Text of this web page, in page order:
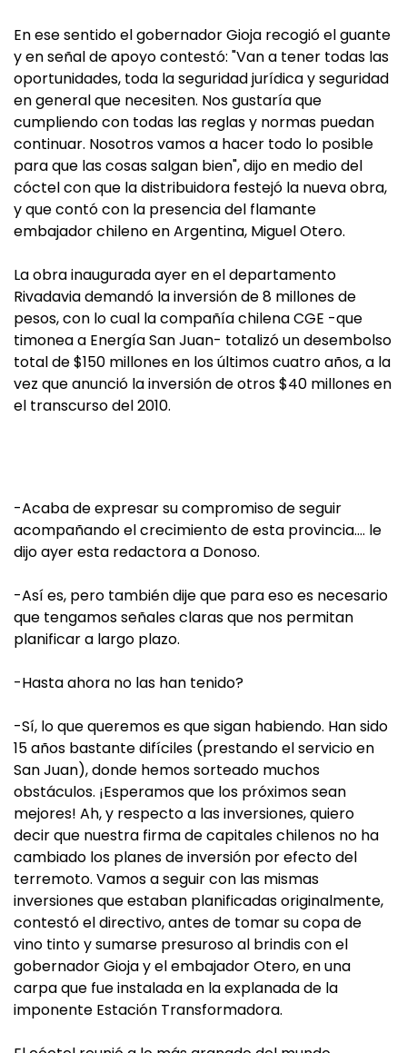
En ese sentido el gobernador Gioja recogió el guante
y en señal de apoyo contestó: "Van a tener todas las
oportunidades, toda la seguridad jurídica y seguridad
en general que necesiten. Nos gustaría que
cumpliendo con todas las reglas y normas puedan
continuar. Nosotros vamos a hacer todo lo posible
para que las cosas salgan bien", dijo en medio del
cóctel con que la distribuidora festejó la nueva obra,
y que contó con la presencia del flamante
embajador chileno en Argentina, Miguel Otero.
La obra inaugurada ayer en el departamento
Rivadavia demandó la inversión de 8 millones de
pesos, con lo cual la compañía chilena CGE -que
timonea a Energía San Juan- totalizó un desembolso
total de $150 millones en los últimos cuatro años, a la
vez que anunció la inversión de otros $40 millones en
el transcurso del 2010.
-Acaba de expresar su compromiso de seguir
acompañando el crecimiento de esta provincia…. le
dijo ayer esta redactora a Donoso.
-Así es, pero también dije que para eso es necesario
que tengamos señales claras que nos permitan
planificar a largo plazo.
-Hasta ahora no las han tenido?
-Sí, lo que queremos es que sigan habiendo. Han sido
15 años bastante difíciles (prestando el servicio en
San Juan), donde hemos sorteado muchos
obstáculos. ¡Esperamos que los próximos sean
mejores! Ah, y respecto a las inversiones, quiero
decir que nuestra firma de capitales chilenos no ha
cambiado los planes de inversión por efecto del
terremoto. Vamos a seguir con las mismas
inversiones que estaban planificadas originalmente,
contestó el directivo, antes de tomar su copa de
vino tinto y sumarse presuroso al brindis con el
gobernador Gioja y el embajador Otero, en una
carpa que fue instalada en la explanada de la
imponente Estación Transformadora.